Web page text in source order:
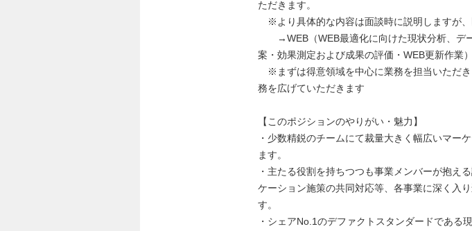
ただきます。
※より具体的な内容は面談時に説明しますが
→WEB（WEB最適化に向けた現状分析、デ
案・効果測定および成果の評価・WEB更新作業）
※まずは得意領域を中心に業務を担当いただ
務を広げていただきます
【このポジションのやりがい・魅力】
・少数精鋭のチームにて裁量大きく幅広いマー
ます。
・主たる役割を持ちつつも事業メンバーが抱え
ケーション施策の共同対応等、各事業に深く入
す。
・シェアNo.1のデファクトスタンダードである